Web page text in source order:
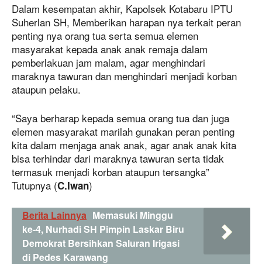
Dalam kesempatan akhir, Kapolsek Kotabaru IPTU
Suherlan SH, Memberikan harapan nya terkait peran
penting nya orang tua serta semua elemen
masyarakat kepada anak anak remaja dalam
pemberlakuan jam malam, agar menghindari
maraknya tawuran dan menghindari menjadi korban
ataupun pelaku.
“Saya berharap kepada semua orang tua dan juga
elemen masyarakat marilah gunakan peran penting
kita dalam menjaga anak anak, agar anak anak kita
bisa terhindar dari maraknya tawuran serta tidak
termasuk menjadi korban ataupun tersangka”
Tutupnya (C.Iwan)
Berita Lainnya Memasuki Minggu
ke-4, Nurhadi SH Pimpin Laskar Biru
Demokrat Bersihkan Saluran Irigasi
di Pedes Karawang